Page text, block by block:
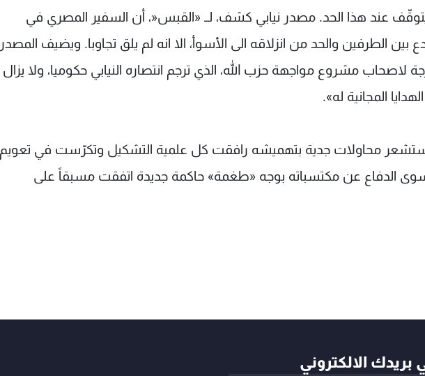
يتوقّف عند هذا الحد. مصدر نيابي كشف، لــ «القبس«، أن السفير المصري في
بين الطرفين والحد من انزلاقه الى الأسوأ، الا انه لم يلق تجاوبا. ويضيف المصدر
مشروع مواجهة حزب الله، الذي ترجم انتصاره النيابي حكوميا، ولا يزال
المجانية له».
يستشعر محاولات جدية بتهميشه رافقت كل علمية التشكيل وتكرّست في تعويم
سوى الدفاع عن مكتسباته بوجه «طغمة» حاكمة جديدة اتفقت مسبقاً على
بريدك الالكتروني